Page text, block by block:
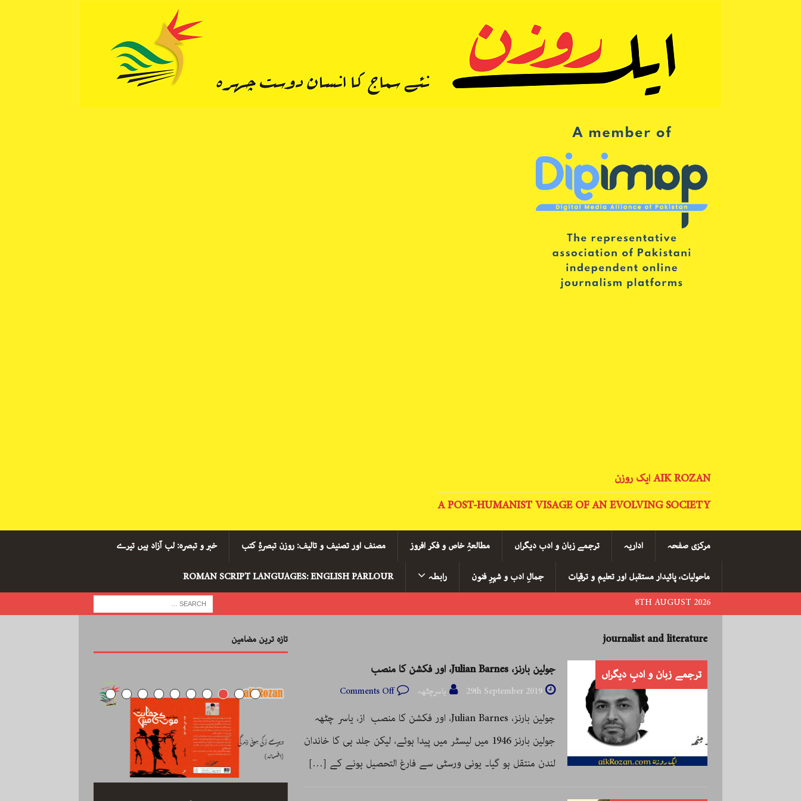
AIK ROZAN ایک روزن
A POST-HUMANIST VISAGE OF AN EVOLVING SOCIETY
مرکزی صفحہ اداریہ ترجمے زبان و ادب دیگراں مطالعۂِ خاص و فکر افروز مصنف اور تصنیف و تالیف: روزن تبصرۂِ کتب خبر و تبصرہ: لب آزاد ہیں تیرے
ماحولیات، پائیدار مستقبل اور تعلیم و ترقیات جمالِ ادب و شہرِ فنون رابطہ
ROMAN SCRIPT LANGUAGES: ENGLISH PARLOUR
8TH AUGUST 2026
journalist and literature
ترجمے زبان و ادبِ دیگراں جولین بارنز، Julian Barnes، اور فکشن کا منصب
29th September 2019 یاسرچٹھہ Comments Off
جولین بارنز، Julian Barnes، اور فکشن کا منصب از، یاسر چٹھہ
جولین بارنز 1946 میں لیسٹر میں پیدا ہوئے، لیکن جلد ہی کا خاندان
لندن منتقل ہو گیا۔ یونی ورسٹی سے فارغ التحصیل ہونے کے […]
تازہ ترین مضامین